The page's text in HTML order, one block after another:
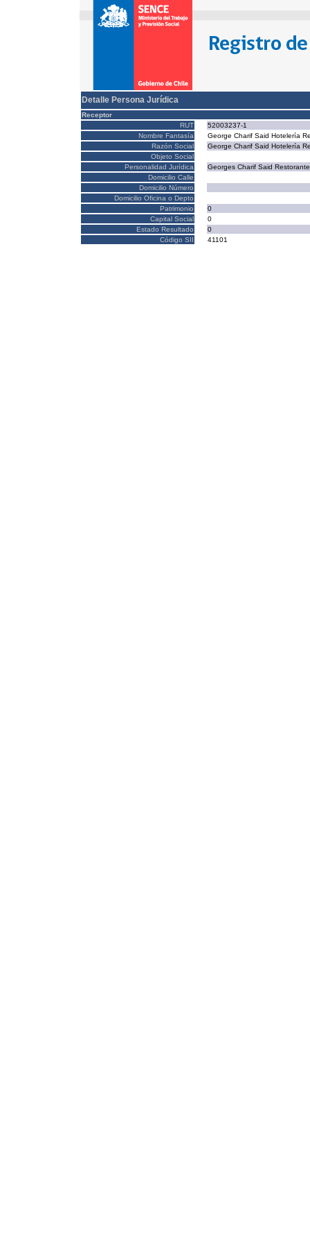
Detalle Persona Jurídica
Receptor
RUT
52003237-1
Nombre Fantasía
George Charif Said Hotelería
Razón Social
George Charif Said Hotelería
Objeto Social
Personalidad Jurídica
Georges Charif Said
Domicilio Calle
Domicilio Número
Domicilio Oficina o Depto
Patrimonio
0
Capital Social
0
Estado Resultado
0
Código SII
41101